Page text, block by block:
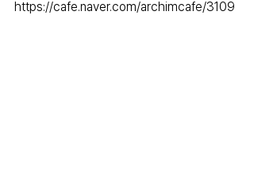
https://cafe.naver.com/archimcafe/3109